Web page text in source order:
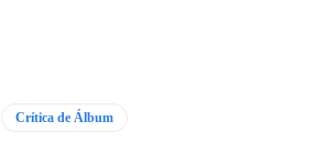
Crítica de Álbum